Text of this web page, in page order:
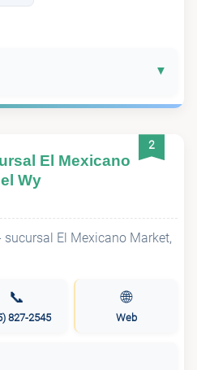
2
El Mexicano
Wy
📞
827-2545
🌐
Web